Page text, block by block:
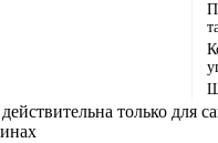
только для